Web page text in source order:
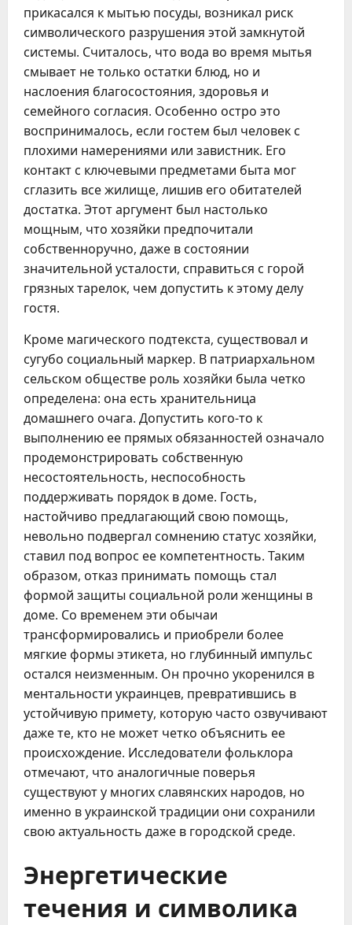
прикасался к мытью посуды, возникал риск
символического разрушения этой замкнутой
системы. Считалось, что вода во время мытья
смывает не только остатки блюд, но и
наслоения благосостояния, здоровья и
семейного согласия. Особенно остро это
воспринималось, если гостем был человек с
плохими намерениями или завистник. Его
контакт с ключевыми предметами быта мог
сглазить все жилище, лишив его обитателей
достатка. Этот аргумент был настолько
мощным, что хозяйки предпочитали
собственноручно, даже в состоянии
значительной усталости, справиться с горой
грязных тарелок, чем допустить к этому делу
гостя.
Кроме магического подтекста, существовал и
сугубо социальный маркер. В патриархальном
сельском обществе роль хозяйки была четко
определена: она есть хранительница
домашнего очага. Допустить кого-то к
выполнению ее прямых обязанностей означало
продемонстрировать собственную
несостоятельность, неспособность
поддерживать порядок в доме. Гость,
настойчиво предлагающий свою помощь,
невольно подвергал сомнению статус хозяйки,
ставил под вопрос ее компетентность. Таким
образом, отказ принимать помощь стал
формой защиты социальной роли женщины в
доме. Со временем эти обычаи
трансформировались и приобрели более
мягкие формы этикета, но глубинный импульс
остался неизменным. Он прочно укоренился в
ментальности украинцев, превратившись в
устойчивую примету, которую часто озвучивают
даже те, кто не может четко объяснить ее
происхождение. Исследователи фольклора
отмечают, что аналогичные поверья
существуют у многих славянских народов, но
именно в украинской традиции они сохранили
свою актуальность даже в городской среде.
Энергетические
течения и символика